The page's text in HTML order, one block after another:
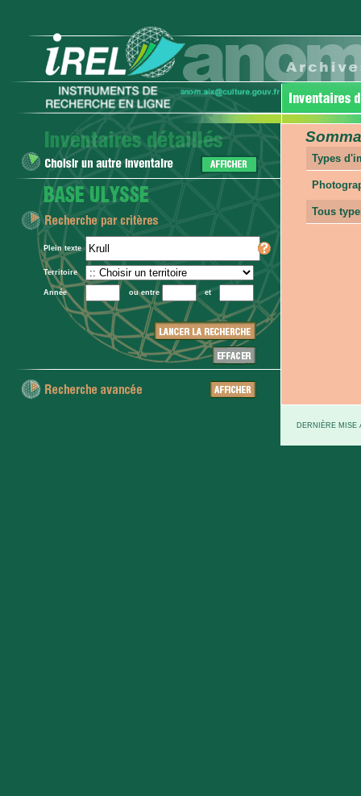
Plein texte
Territoire
Année ou entre et
Types
Tous
DERNIÈRE MISE